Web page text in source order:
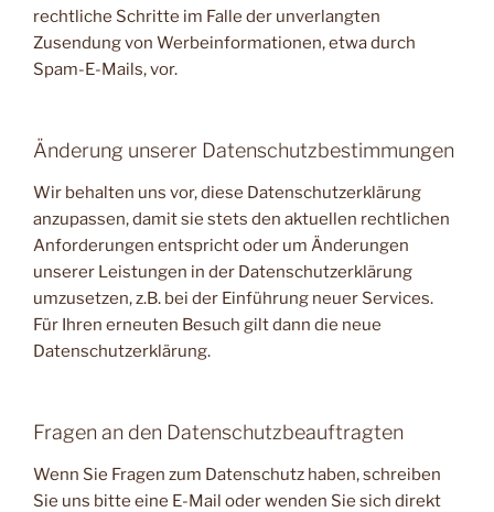
rechtliche Schritte im Falle der unverlangten
Zusendung von Werbeinformationen, etwa durch
Spam-E-Mails, vor.
Änderung unserer Datenschutzbestimmungen
Wir behalten uns vor, diese Datenschutzerklärung
anzupassen, damit sie stets den aktuellen rechtlichen
Anforderungen entspricht oder um Änderungen
unserer Leistungen in der Datenschutzerklärung
umzusetzen, z.B. bei der Einführung neuer Services.
Für Ihren erneuten Besuch gilt dann die neue
Datenschutzerklärung.
Fragen an den Datenschutzbeauftragten
Wenn Sie Fragen zum Datenschutz haben, schreiben
Sie uns bitte eine E-Mail oder wenden Sie sich direkt